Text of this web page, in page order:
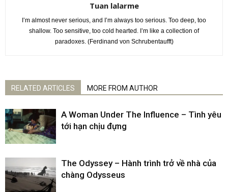
Tuan lalarme
I’m almost never serious, and I’m always too serious. Too deep, too
shallow. Too sensitive, too cold hearted. I’m like a collection of
paradoxes. (Ferdinand von Schrubentaufft)
RELATED ARTICLES MORE FROM AUTHOR
A Woman Under The Influence – Tình yêu
tới hạn chịu đựng
The Odyssey – Hành trình trở về nhà của
chàng Odysseus